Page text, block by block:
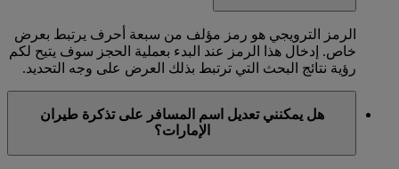
الرمز الترويجي هو رمز مؤلف من سبعة أحرف يرتبط بعرض
خاص. إدخال هذا الرمز عند البدء بعملية الحجز سوف يتيح لكم
رؤية نتائج البحث التي ترتبط بذلك العرض على وجه التحديد.
هل يمكنني تعديل اسم المسافر على تذكرة طيران
الإمارات؟